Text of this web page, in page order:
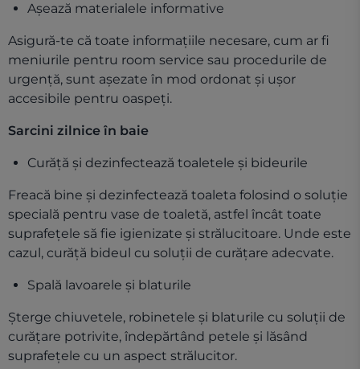
Așează materialele informative
Asigură-te că toate informațiile necesare, cum ar fi
meniurile pentru room service sau procedurile de
urgență, sunt așezate în mod ordonat și ușor
accesibile pentru oaspeți.
Sarcini zilnice în baie
Curăță și dezinfectează toaletele și bideurile
Freacă bine și dezinfectează toaleta folosind o soluție
specială pentru vase de toaletă, astfel încât toate
suprafețele să fie igienizate și strălucitoare. Unde este
cazul, curăță bideul cu soluții de curățare adecvate.
Spală lavoarele și blaturile
Șterge chiuvetele, robinetele și blaturile cu soluții de
curățare potrivite, îndepărtând petele și lăsând
suprafețele cu un aspect strălucitor.